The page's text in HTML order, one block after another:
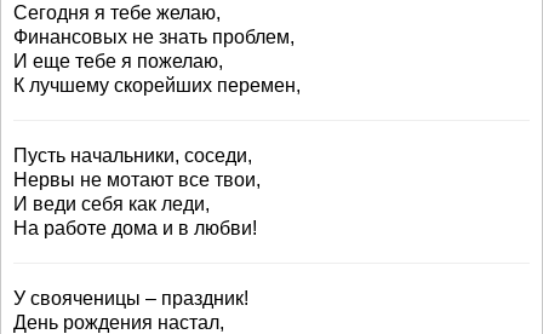
Сегодня я тебе желаю,
Финансовых не знать проблем,
И еще тебе я пожелаю,
К лучшему скорейших перемен,
Пусть начальники, соседи,
Нервы не мотают все твои,
И веди себя как леди,
На работе дома и в любви!
У свояченицы – праздник!
День рождения настал,